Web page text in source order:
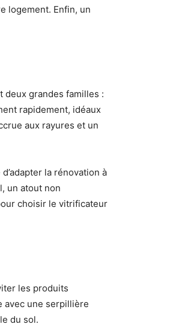
logement. Enfin, un
deux grandes familles :
rapidement, idéaux
aux rayures et un
la rénovation à
un atout non
choisir le vitrificateur
les produits
avec une serpillière
du sol.